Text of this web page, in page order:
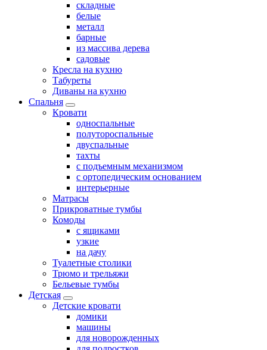
складные
белые
металл
барные
из массива дерева
садовые
Кресла на кухню
Табуреты
Диваны на кухню
Спальня
Кровати
односпальные
полутороспальные
двуспальные
тахты
с подъемным механизмом
с ортопедическим основанием
интерьерные
Матрасы
Прикроватные тумбы
Комоды
с ящиками
узкие
на дачу
Туалетные столики
Трюмо и трельяжи
Бельевые тумбы
Детская
Детские кровати
домики
машины
для новорожденных